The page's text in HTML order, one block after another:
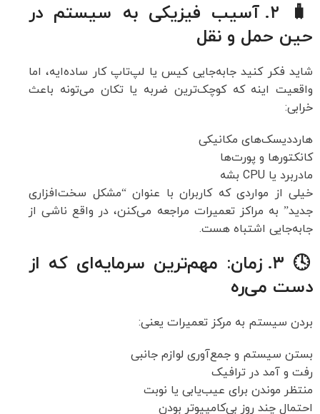
🧳 ۲. آسیب فیزیکی به سیستم در
حین حمل و نقل
شاید فکر کنید جابه‌جایی کیس یا لپ‌تاپ کار ساده‌ایه، اما
واقعیت اینه که کوچک‌ترین ضربه یا تکان می‌تونه باعث
خرابی:
هارددیسک‌های مکانیکی
کانکتورها و پورت‌ها
مادربرد یا CPU بشه
خیلی از مواردی که کاربران با عنوان “مشکل سخت‌افزاری
جدید” به مراکز تعمیرات مراجعه می‌کنن، در واقع ناشی از
جابه‌جایی اشتباه هست.
🕓 ۳. زمان: مهم‌ترین سرمایه‌ای که از
دست می‌ره
بردن سیستم به مرکز تعمیرات یعنی:
بستن سیستم و جمع‌آوری لوازم جانبی
رفت و آمد در ترافیک
منتظر موندن برای عیب‌یابی یا نوبت
احتمال چند روز بی‌کامپیوتر بودن